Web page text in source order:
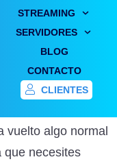
STREAMING
SERVIDORES
BLOG
CONTACTO
CLIENTES
video
básicos
vuelto algo normal
que necesites